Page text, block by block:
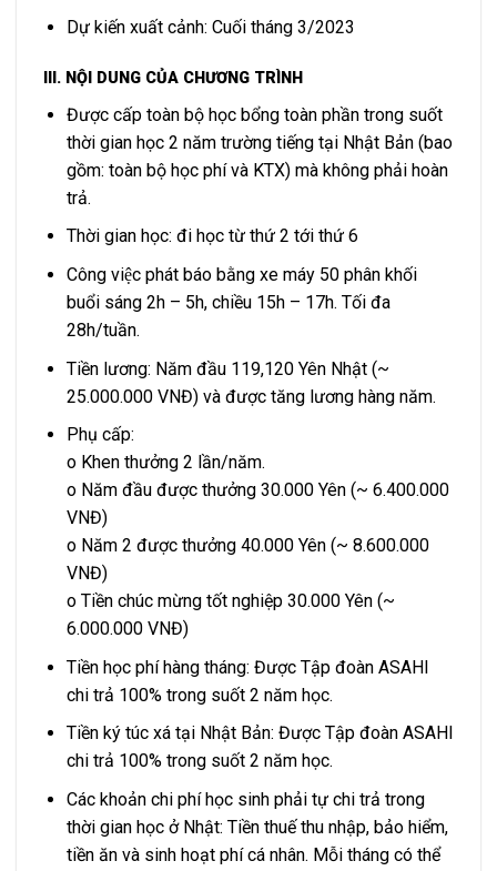
Dự kiến xuất cảnh: Cuối tháng 3/2023
III. NỘI DUNG CỦA CHƯƠNG TRÌNH
Được cấp toàn bộ học bổng toàn phần trong suốt
thời gian học 2 năm trường tiếng tại Nhật Bản (bao
gồm: toàn bộ học phí và KTX) mà không phải hoàn
trả.
Thời gian học: đi học từ thứ 2 tới thứ 6
Công việc phát báo bằng xe máy 50 phân khối
buổi sáng 2h – 5h, chiều 15h – 17h. Tối đa
28h/tuần.
Tiền lương: Năm đầu 119,120 Yên Nhật (~
25.000.000 VNĐ) và được tăng lương hàng năm.
Phụ cấp:
o Khen thưởng 2 lần/năm.
o Năm đầu được thưởng 30.000 Yên (~ 6.400.000
VNĐ)
o Năm 2 được thưởng 40.000 Yên (~ 8.600.000
VNĐ)
o Tiền chúc mừng tốt nghiệp 30.000 Yên (~
6.000.000 VNĐ)
Tiền học phí hàng tháng: Được Tập đoàn ASAHI
chi trả 100% trong suốt 2 năm học.
Tiền ký túc xá tại Nhật Bản: Được Tập đoàn ASAHI
chi trả 100% trong suốt 2 năm học.
Các khoản chi phí học sinh phải tự chi trả trong
thời gian học ở Nhật: Tiền thuế thu nhập, bảo hiểm,
tiền ăn và sinh hoạt phí cá nhân. Mỗi tháng có thể